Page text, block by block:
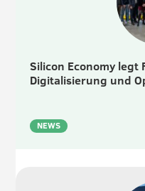
Silicon Economy
Digitalisierung und
NEWS